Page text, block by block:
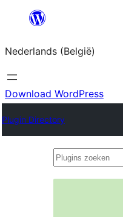
Spring
de
inhoud
Nederlands (België)
Download WordPress
Plugin Directory
Plugins